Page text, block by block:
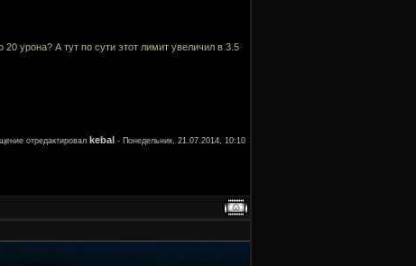
урона? А тут по сути этот лимит увеличил в 3.5
отредактировал kebal - Понедельник, 21.07.2014, 10:10